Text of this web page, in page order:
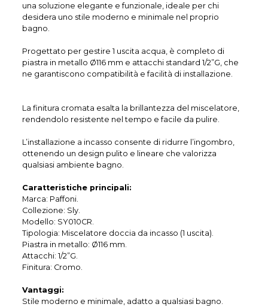
una soluzione elegante e funzionale, ideale per chi
desidera uno stile moderno e minimale nel proprio
bagno.
Progettato per gestire 1 uscita acqua, è completo di
piastra in metallo Ø116 mm e attacchi standard 1/2”G, che
ne garantiscono compatibilità e facilità di installazione.
La finitura cromata esalta la brillantezza del miscelatore,
rendendolo resistente nel tempo e facile da pulire.
L’installazione a incasso consente di ridurre l’ingombro,
ottenendo un design pulito e lineare che valorizza
qualsiasi ambiente bagno.
Caratteristiche principali:
Marca: Paffoni.
Collezione: Sly.
Modello: SY010CR.
Tipologia: Miscelatore doccia da incasso (1 uscita).
Piastra in metallo: Ø116 mm.
Attacchi: 1/2”G.
Finitura: Cromo.
Vantaggi:
Stile moderno e minimale, adatto a qualsiasi bagno.